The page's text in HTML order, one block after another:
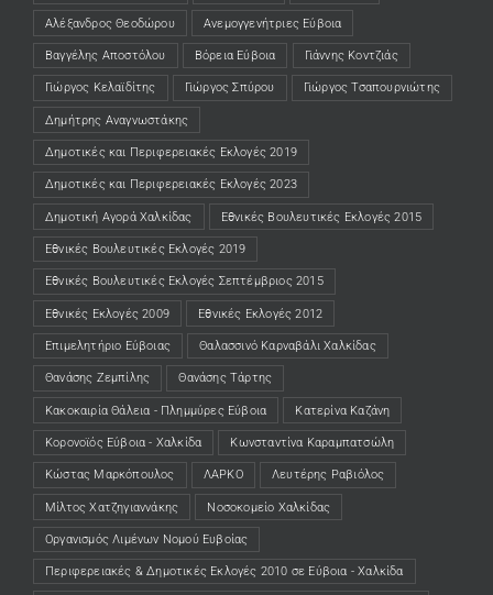
Αλέξανδρος Θεοδώρου Ανεμογγενήτριες Εύβοια
Βαγγέλης Αποστόλου Βόρεια Εύβοια Γιάννης Κοντζιάς
Γιώργος Κελαϊδίτης Γιώργος Σπύρου Γιώργος Τσαπουρνιώτης
Δημήτρης Αναγνωστάκης
Δημοτικές και Περιφερειακές Εκλογές 2019
Δημοτικές και Περιφερειακές Εκλογές 2023
Δημοτική Αγορά Χαλκίδας Εθνικές Βουλευτικές Εκλογές 2015
Εθνικές Βουλευτικές Εκλογές 2019
Εθνικές Βουλευτικές Εκλογές Σεπτέμβριος 2015
Εθνικές Εκλογές 2009 Εθνικές Εκλογές 2012
Επιμελητήριο Εύβοιας Θαλασσινό Καρναβάλι Χαλκίδας
Θανάσης Ζεμπίλης Θανάσης Τάρτης
Κακοκαιρία Θάλεια - Πλημμύρες Εύβοια Κατερίνα Καζάνη
Κορονοϊός Εύβοια - Χαλκίδα Κωνσταντίνα Καραμπατσώλη
Κώστας Μαρκόπουλος ΛΑΡΚΟ Λευτέρης Ραβιόλος
Μίλτος Χατζηγιαννάκης Νοσοκομείο Χαλκίδας
Οργανισμός Λιμένων Νομού Ευβοίας
Περιφερειακές & Δημοτικές Εκλογές 2010 σε Εύβοια - Χαλκίδα